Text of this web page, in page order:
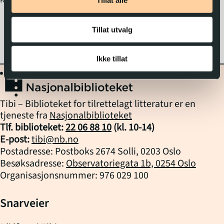
Tillat utvalg
Ikke tillat
galskap. Blant
mannskapet var den
Frederick Cook og den
nestkommanderende
Roald Amundsen. Dette
var en avgjørende
ekspedisjon for
Amundsens videre
karriere, og sammen
med Cook la han en plan
for å få mennene ut av
helvetet ved verdens
ende.
Tibi – Biblioteket for tilrettelagt litteratur er en
tjeneste fraNasjonalbiblioteket
Tlf. biblioteket:22 06 88 10(kl.10-14)
E-post:tibi@nb.no
Postadresse: Postboks 2674 Solli, 0203 Oslo
Besøksadresse:Observatoriegata 1b, 0254 Oslo
Organisasjonsnummer: 976 029 100
Snarveier